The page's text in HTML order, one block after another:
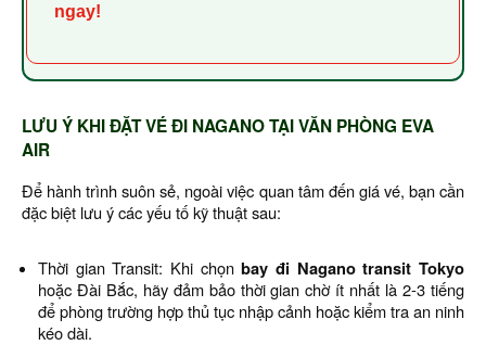
ngay!
LƯU Ý KHI ĐẶT VÉ ĐI NAGANO TẠI VĂN PHÒNG EVA
AIR
Để hành trình suôn sẻ, ngoài việc quan tâm đến giá vé, bạn cần
đặc biệt lưu ý các yếu tố kỹ thuật sau:
Thời gian Transit: Khi chọnbay đi Nagano transit Tokyo
hoặc Đài Bắc, hãy đảm bảo thời gian chờ ít nhất là 2-3 tiếng
để phòng trường hợp thủ tục nhập cảnh hoặc kiểm tra an ninh
kéo dài.